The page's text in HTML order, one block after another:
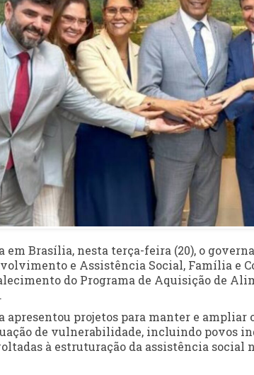
em Brasília, nesta terça-feira (20), o
e Assistência Social, Família e
do Programa de Aquisição de
apresentou projetos para manter e
de vulnerabilidade, incluindo povos
à estruturação da assistência social